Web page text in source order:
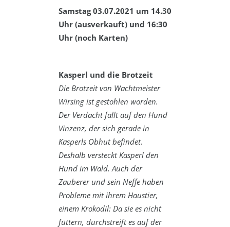
Samstag 03.07.2021 um 14.30
Uhr (ausverkauft) und 16:30
Uhr (noch Karten)
Kasperl und die Brotzeit
Die Brotzeit von Wachtmeister
Wirsing ist gestohlen worden.
Der Verdacht fällt auf den Hund
Vinzenz, der sich gerade in
Kasperls Obhut befindet.
Deshalb versteckt Kasperl den
Hund im Wald. Auch der
Zauberer und sein Neffe haben
Probleme mit ihrem Haustier,
einem Krokodil: Da sie es nicht
füttern, durchstreift es auf der